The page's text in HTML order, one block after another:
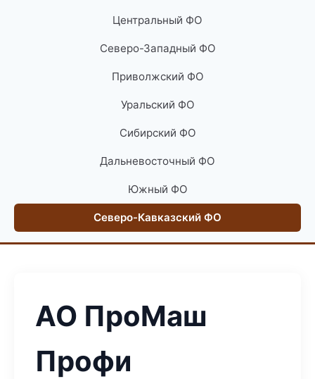
Центральный ФО
Северо-Западный ФО
Приволжский ФО
Уральский ФО
Сибирский ФО
Дальневосточный ФО
Южный ФО
Северо-Кавказский ФО
АО ПроМаш
Профи